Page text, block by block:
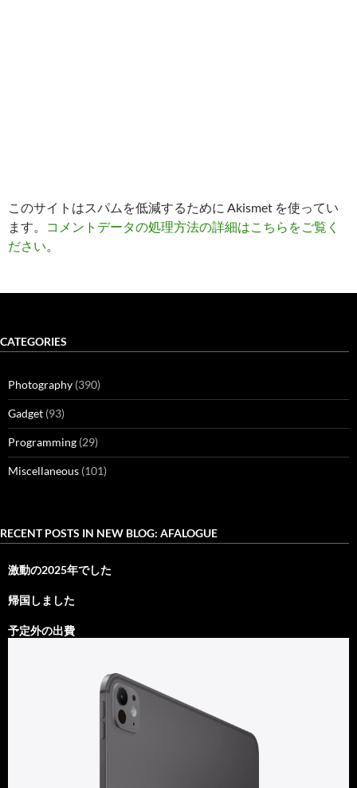
このサイトはスパムを低減するために Akismet を使ってい
ます。
コメントデータの処理方法の詳細はこちらをご覧く
ださい。
CATEGORIES
Photography (390)
Gadget (93)
Programming (29)
Miscellaneous (101)
RECENT POSTS IN NEW BLOG: AFALOGUE
激動の2025年でした
帰国しました
予定外の出費